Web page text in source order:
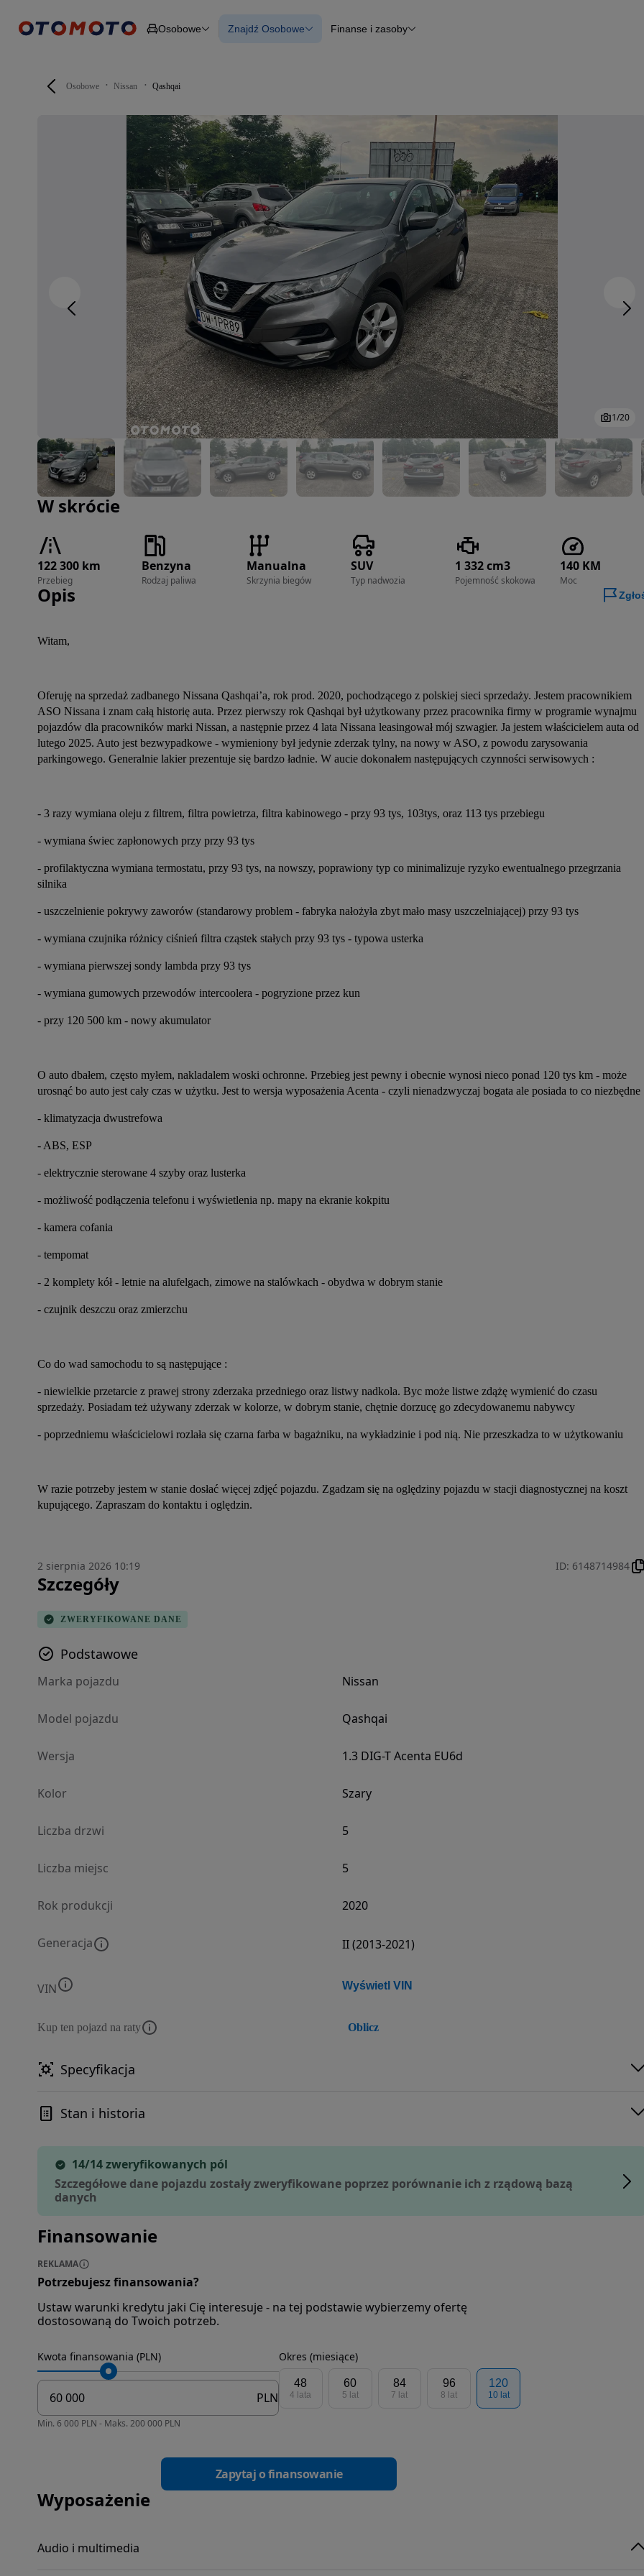
Osobowe
Motocykle
Części
Osobowe
Auta zweryfikowane
Znajdź Osobowe Finanse i zasoby
Osobowe Nissan Qashqai
Zdjęcie 1 z 20
1/20
W skrócie
122 300 km
Przebieg
Benzyna
Rodzaj paliwa
Manualna
Skrzynia biegów
SUV
Typ nadwozia
1 332 cm3
Pojemność skokowa
140 KM
Moc
Opis
Witam,
Oferuję na sprzedaż zadbanego Nissana Qashqai’a, rok prod. 2020, pochodzącego z polskiej sieci sprzedaży. Jestem pracownikiem
ASO Nissana i znam całą historię auta. Przez pierwszy rok Qashqai był użytkowany przez pracownika firmy w programie wynajmu
pojazdów dla pracowników marki Nissan, a następnie przez 4 lata Nissana leasingował mój szwagier. Ja jestem właścicielem auta od
lutego 2025. Auto jest bezwypadkowe - wymieniony był jedynie zderzak tylny, na nowy w ASO, z powodu zarysowania
parkingowego. Generalnie lakier prezentuje się bardzo ładnie. W aucie dokonałem następujących czynności serwisowych :
- 3 razy wymiana oleju z filtrem, filtra powietrza, filtra kabinowego - przy 93 tys, 103tys, oraz 113 tys przebiegu
- wymiana świec zapłonowych przy przy 93 tys
- profilaktyczna wymiana termostatu, przy 93 tys, na nowszy, poprawiony typ co minimalizuje ryzyko ewentualnego przegrzania
silnika
- uszczelnienie pokrywy zaworów (standarowy problem - fabryka nałożyła zbyt mało masy uszczelniającej) przy 93 tys
- wymiana czujnika różnicy ciśnień filtra cząstek stałych przy 93 tys - typowa usterka
- wymiana pierwszej sondy lambda przy 93 tys
- wymiana gumowych przewodów intercoolera - pogryzione przez kun
- przy 120 500 km - nowy akumulator
O auto dbałem, często myłem, nakladalem woski ochronne. Przebieg jest pewny i obecnie wynosi nieco ponad 120 tys km - może
urosnąć bo auto jest cały czas w użytku. Jest to wersja wyposażenia Acenta - czyli nienadzwyczaj bogata ale posiada to co niezbędne
- klimatyzacja dwustrefowa
- ABS, ESP
- elektrycznie sterowane 4 szyby oraz lusterka
- możliwość podłączenia telefonu i wyświetlenia np. mapy na ekranie kokpitu
- kamera cofania
- tempomat
- 2 komplety kół - letnie na alufelgach, zimowe na stalówkach - obydwa w dobrym stanie
- czujnik deszczu oraz zmierzchu
Co do wad samochodu to są następujące :
- niewielkie przetarcie z prawej strony zderzaka przedniego oraz listwy nadkola. Byc może listwe zdążę wymienić do czasu
sprzedaży. Posiadam też używany zderzak w kolorze, w dobrym stanie, chętnie dorzucę go zdecydowanemu nabywcy
- poprzedniemu właścicielowi rozlała się czarna farba w bagażniku, na wykładzinie i pod nią. Nie przeszkadza to w użytkowaniu
W razie potrzeby jestem w stanie dosłać więcej zdjęć pojazdu. Zgadzam się na oględziny pojazdu w stacji diagnostycznej na koszt
kupującego. Zapraszam do kontaktu i oględzin.
2 sierpnia 2026 10:19 ID: 6148714984
Szczegóły
ZWERYFIKOWANE DANE
Podstawowe
Marka pojazdu Nissan
Model pojazdu Qashqai
Wersja 1.3 DIG-T Acenta EU6d
Kolor Szary
Liczba drzwi 5
Liczba miejsc 5
Rok produkcji 2020
Generacja II (2013-2021)
VIN Wyświetl VIN
Kup ten pojazd na raty Oblicz
Specyfikacja
Stan i historia
14/14 zweryfikowanych pól
Szczegółowe dane pojazdu zostały zweryfikowane poprzez porównanie ich z rządową bazą
danych
Finansowanie
REKLAMA
Potrzebujesz finansowania?
Ustaw warunki kredytu jaki Cię interesuje - na tej podstawie wybierzemy ofertę
dostosowaną do Twoich potrzeb.
Kwota finansowania (PLN)
PLN
Min. 6 000 PLN - Maks. 200 000 PLN
Okres (miesiące)
48
4 lata
60
5 lat
84
7 lat
96
8 lat
120
10 lat
Zapytaj o finansowanie
Wyposażenie
Audio i multimedia